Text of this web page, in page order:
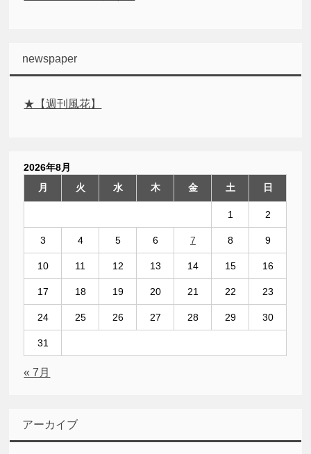
newspaper
★【週刊風花】
2026年8月
月
火 水 木 金 土 日
1 2
3 4 5 6 7 8 9
10 11 12 13 14 15 16
17 18 19 20 21 22 23
24 25 26 27 28 29 30
31
« 7月
アーカイブ